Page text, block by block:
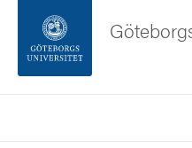
Sidfoten